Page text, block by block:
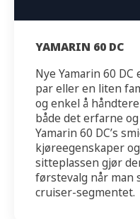
YAMARIN 60 DC
Nye Yamarin 60
par eller en liten
og enkel å
både det erfarne
Yamarin 60 DC’s
kjøreegenskaper
sitteplassen gjør
førstevalg når man
cruiser-segmentet.